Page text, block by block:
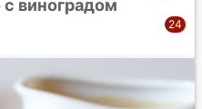
виноградом